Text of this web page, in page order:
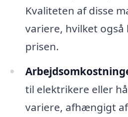
Kvaliteten af disse
variere, hvilket også
prisen.
til elektrikere eller
variere, afhængigt